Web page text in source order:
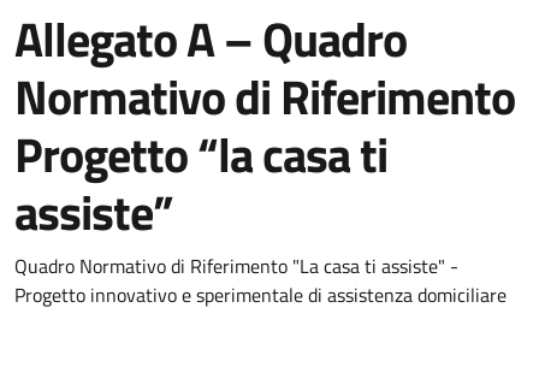
Allegato A – Quadro
Normativo di Riferimento
Progetto “la casa ti
assiste”
Dettagli del documento
Quadro Normativo di Riferimento "La casa ti assiste" -
Progetto innovativo e sperimentale di assistenza domiciliare